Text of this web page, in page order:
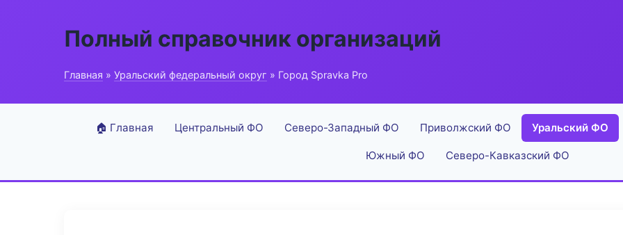
Полный справочник организаций
Главная » Уральский федеральный округ » Город Spravka Pro
🏠 Главная Центральный ФО Северо-Западный ФО Приволжский ФО Уральский ФО
Южный ФО Северо-Кавказский ФО